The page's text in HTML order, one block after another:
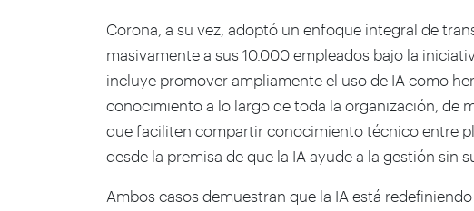
Corona, a su vez, adoptó un enfoque integral de
masivamente a sus 10.000 empleados bajo la
incluye promover ampliamente el uso de IA como
conocimiento a lo largo de toda la organización, de
que faciliten compartir conocimiento técnico entre
desde la premisa de que la IA ayude a la gestión sin
Ambos casos demuestran que la IA está